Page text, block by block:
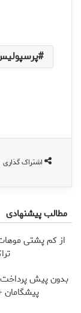
اشتراک گذاری
مطالب پیشنهادی
از کم پشتی
پیشگامان